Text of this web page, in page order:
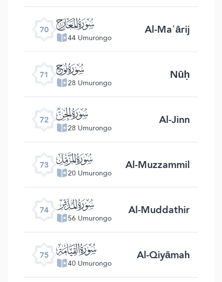
70 ﯳ
44 Umurongo Al-Maʿārij
71 ﯴ
28 Umurongo Nūḥ
72 ﯵ
28 Umurongo Al-Jinn
73 ﯶ
20 Umurongo Al-Muzzammil
74 ﯷ
56 Umurongo Al-Muddathir
75 ﯸ
40 Umurongo Al-Qiyāmah